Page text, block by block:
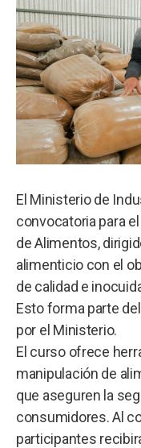
El Ministerio de
convocatoria para
de Alimentos,
alimenticio con el
de calidad e
Esto forma parte
por el Ministerio.
El curso ofrece
manipulación de
que aseguren la
consumidores. Al
participantes